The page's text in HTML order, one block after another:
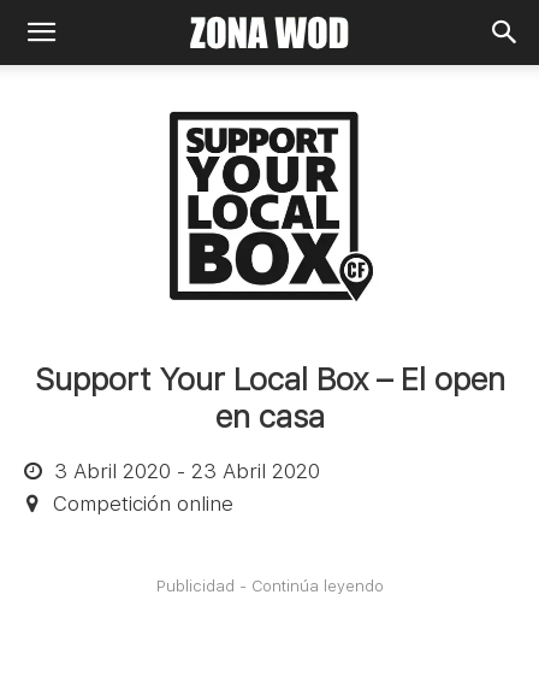
Support Your Local Box – El open
en casa
3 Abril 2020 - 23 Abril 2020
Competición online
Publicidad - Continúa leyendo